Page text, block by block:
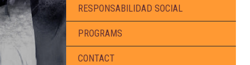
RESPONSABILIDAD SOCIAL
PROGRAMS
CONTACT